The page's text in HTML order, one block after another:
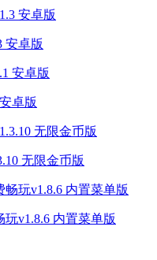
安卓版
卓版
无限金币版
v1.8.6 内置菜单版